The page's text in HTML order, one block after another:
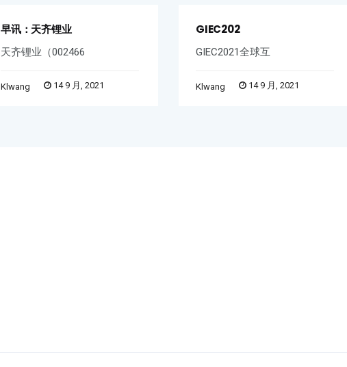
早讯：天齐锂业
天齐锂业（002466
Klwang 14 9 月, 2021
GIEC202
GIEC2021全球互
Klwang 14 9 月, 2021